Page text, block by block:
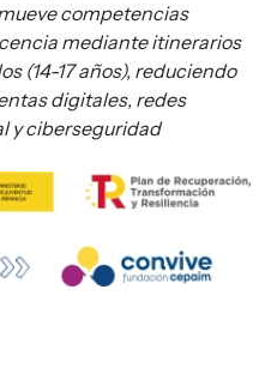
competencias
mediante itinerarios
(14-17 años), reduciendo
digitales, redes
y ciberseguridad